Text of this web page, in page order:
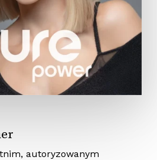
w koszyku.
Wróć Do Sklepu
autoryzowanym